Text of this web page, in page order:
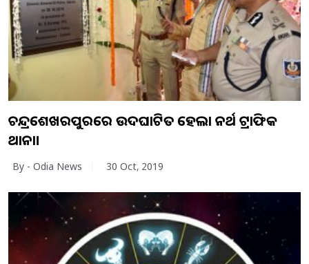
ଚନ୍ଦ୍ରଶେଖରପୁରରେ ଉଦଘାଟିତ ହେଲା ନର୍ଥ ଟ୍ରାଫିକ
ଥାନା।
By - Odia News 30 Oct, 2019